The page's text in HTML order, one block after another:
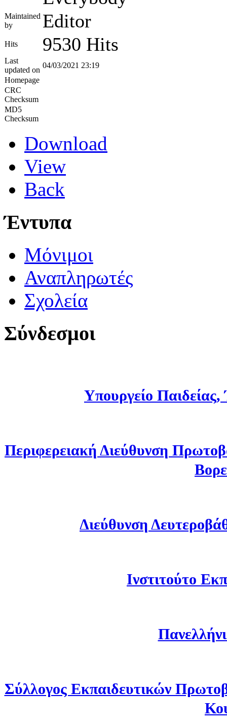
Maintained
by
Editor
Hits 9530 Hits
Last
updated on
04/03/2021 23:19
Homepage
CRC
Checksum
MD5
Checksum
Download
View
Back
Έντυπα
Μόνιμοι
Αναπληρωτές
Σχολεία
Σύνδεσμοι
Υπουργείο
Περιφερειακή Διεύθυνση
Διεύθυνση
Ινστιτούτο
Σύλλογος Εκπαιδευτικών